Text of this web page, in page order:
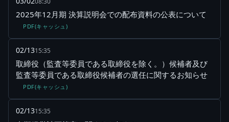
2025年12月期 決算説明会での配布資料の公表について
PDF(キャッシュ)
02/1315:35
取締役（監査等委員である取締役を除く。）候補者及び
監査等委員である取締役候補者の選任に関するお知らせ
PDF(キャッシュ)
02/1315:35